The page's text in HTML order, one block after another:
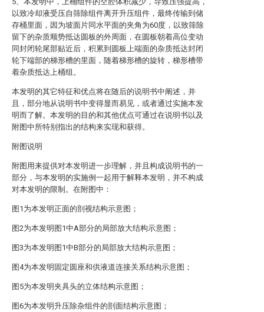
以致冷却液受压自筛除组件离开升压组件，最终传输到储
存桶里面，因为坡面片同水平面的夹角为60度，以致筛除
留下的杂质顺势抵达圆板的外周面，在圆板朝着高位变动
同封闭轮尾部贴近后，积累到圆板上端面的杂质抵达封闭
轮下端部的梯形槽的里面，随着梯形槽的旋转，梯形槽带
着杂质抵达上桶组。
本发明的其它特征和优点将在随后的说明书中阐述，并
且，部分地从说明书中变得显而易见，或者通过实施本发
明而了解。本发明的目的和其他优点可通过在说明书以及
附图中所特别指出的结构来实现和获得。
附图说明
附图用来提供对本发明进一步理解，并且构成说明书的一
部分，与本发明的实施例一起用于解释本发明，并不构成
对本发明的限制。在附图中：
图1为本发明正面的剖视结构示意图；
图2为本发明图1中A部分的局部放大结构示意图；
图3为本发明图1中B部分的局部放大结构示意图；
图4为本发明固定圆座和供液道连接关系结构示意图；
图5为本发明夹具头的立体结构示意图；
图6为本发明升压除杂组件的剖面结构示意图；